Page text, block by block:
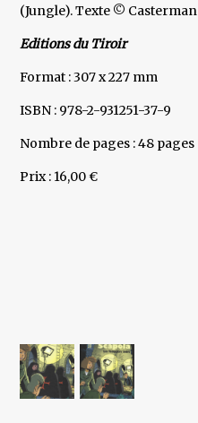
(Jungle). Texte © Casterman
Editions du Tiroir
Format : 307 x 227 mm
ISBN : 978-2-931251-37-9
Nombre de pages : 48 pages
Prix : 16,00 €